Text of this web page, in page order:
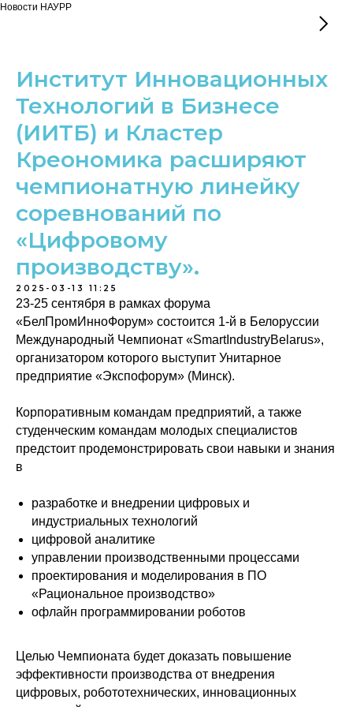
Новости НАУРР
Институт Инновационных
Технологий в Бизнесе
(ИИТБ) и Кластер
Креономика расширяют
чемпионатную линейку
соревнований по
«Цифровому
производству».
2025-03-13 11:25
23-25 сентября в рамках форума
«БелПромИнноФорум» состоится 1-й в Белоруссии
Международный Чемпионат «SmartIndustryBelarus»,
организатором которого выступит Унитарное
предприятие «Экспофорум» (Минск).
Корпоративным командам предприятий, а также
студенческим командам молодых специалистов
предстоит продемонстрировать свои навыки и знания
в
разработке и внедрении цифровых и
индустриальных технологий
цифровой аналитике
управлении производственными процессами
проектирования и моделирования в ПО
«Рациональное производство»
офлайн программировании роботов
Целью Чемпионата будет доказать повышение
эффективности производства от внедрения
цифровых, робототехнических, инновационных
ссылка на ROBOTUNION.RU — обязательна
При использовании материалов ссылка на ROBOTUNION.RU — обязательна